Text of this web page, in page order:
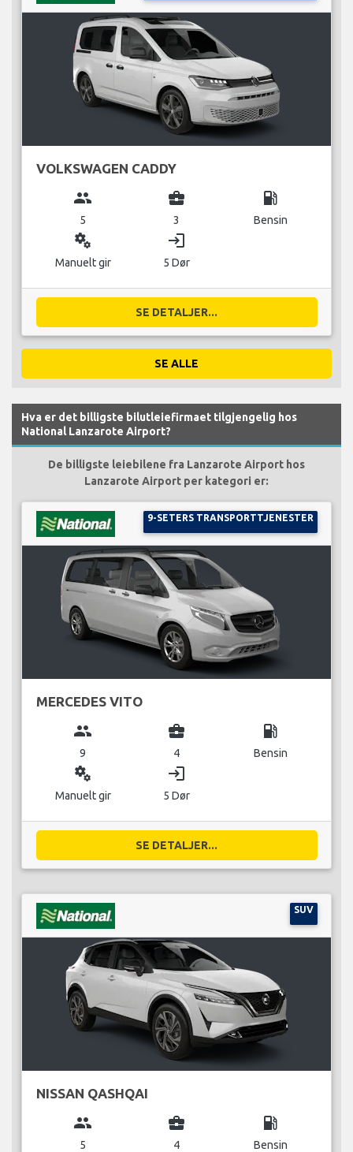
VOLKSWAGEN CADDY
group
5
business_center
3
local_gas_station
Bensin
miscellaneous_services
Manuelt gir
login
5 Dør
SE DETALJER...
SE ALLE
Hva er det billigste bilutleiefirmaet tilgjengelig hos
National Lanzarote Airport?
De billigste leiebilene fra Lanzarote Airport hos
Lanzarote Airport per kategori er:
9-SETERS TRANSPORTTJENESTER
MERCEDES VITO
group
9
business_center
4
local_gas_station
Bensin
miscellaneous_services
Manuelt gir
login
5 Dør
SE DETALJER...
SUV
NISSAN QASHQAI
group
5
business_center
4
local_gas_station
Bensin